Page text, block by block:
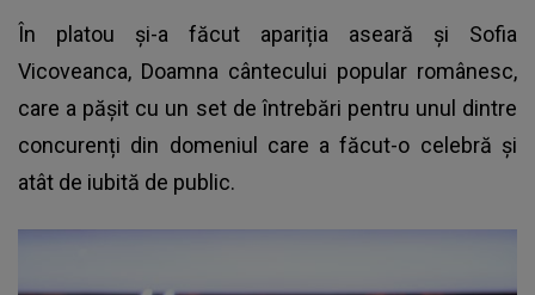
În platou și-a făcut apariția aseară și Sofia
Vicoveanca, Doamna cântecului popular românesc,
care a pășit cu un set de întrebări pentru unul dintre
concurenți din domeniul care a făcut-o celebră și
atât de iubită de public.